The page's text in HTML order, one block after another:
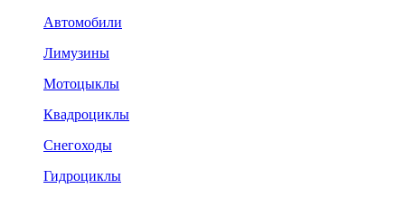
Автомобили
Лимузины
Мотоцыклы
Квадроциклы
Снегоходы
Гидроциклы